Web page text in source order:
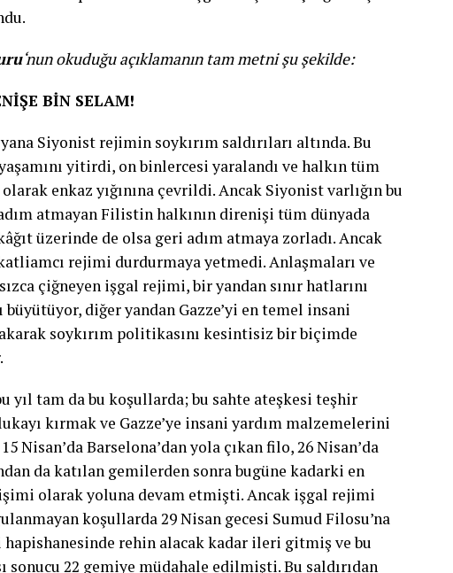
‘nun okuduğu açıklamanın tam metni şu şekilde:
BİN SELAM!
Siyonist rejimin soykırım saldırıları altında. Bu
yitirdi, on binlercesi yaralandı ve halkın tüm
enkaz yığınına çevrildi. Ancak Siyonist varlığın bu
atmayan Filistin halkının direnişi tüm dünyada
üzerinde de olsa geri adım atmaya zorladı. Ancak
rejimi durdurmaya yetmedi. Anlaşmaları ve
çiğneyen işgal rejimi, bir yandan sınır hatlarını
büyütüyor, diğer yandan Gazze’yi en temel insani
soykırım politikasını kesintisiz bir biçimde
yıl tam da bu koşullarda; bu sahte ateşkesi teşhir
kırmak ve Gazze’ye insani yardım malzemelerini
Nisan’da Barselona’dan yola çıkan filo, 26 Nisan’da
da katılan gemilerden sonra bugüne kadarki en
olarak yoluna devam etmişti. Ancak işgal rejimi
koşullarda 29 Nisan gecesi Sumud Filosu’na
rehin alacak kadar ileri gitmiş ve bu
sonucu 22 gemiye müdahale edilmişti. Bu saldırıdan